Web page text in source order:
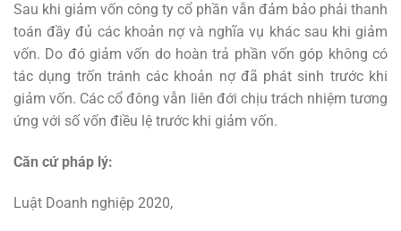
Sau khi giảm vốn công ty cổ phần vẫn đảm bảo phải thanh
toán đầy đủ các khoản nợ và nghĩa vụ khác sau khi giảm
vốn. Do đó giảm vốn do hoàn trả phần vốn góp không có
tác dụng trốn tránh các khoản nợ đã phát sinh trước khi
giảm vốn. Các cổ đông vẫn liên đới chịu trách nhiệm tương
ứng với số vốn điều lệ trước khi giảm vốn.
Căn cứ pháp lý:
Luật Doanh nghiệp 2020,